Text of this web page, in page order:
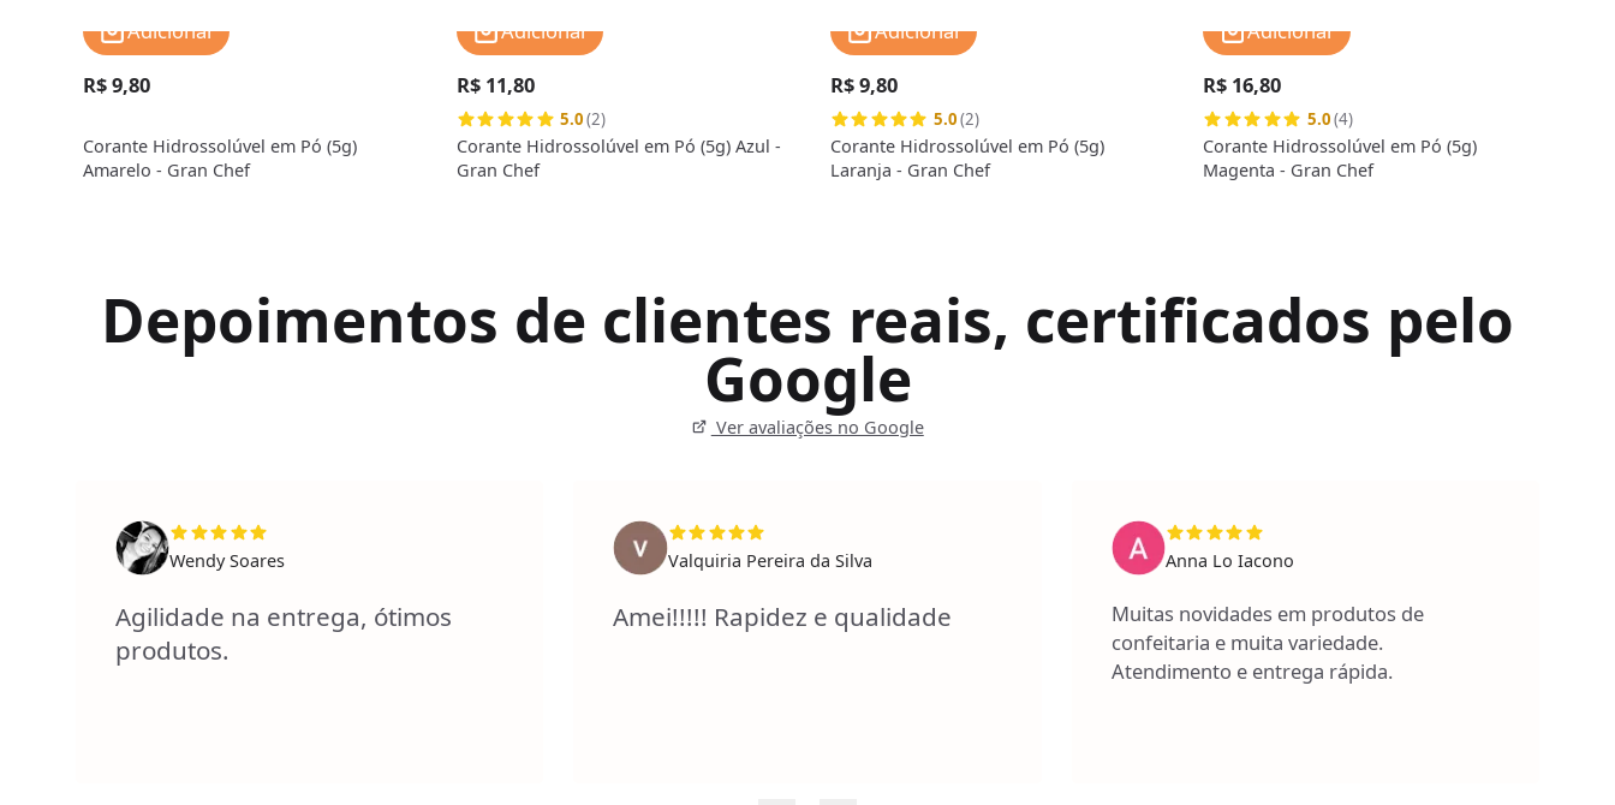
R$ 9,80
Corante Hidrossolúvel em Pó (5g)
Amarelo - Gran Chef
Adicionar
R$ 11,80
5.0(2)
Corante Hidrossolúvel em Pó (5g) Azul -
Gran Chef
Adicionar
R$ 9,80
5.0(2)
Corante Hidrossolúvel em Pó (5g)
Laranja - Gran Chef
Adicionar
R$ 16,80
5.0(4)
Corante Hidrossolúvel em Pó (5g)
Magenta - Gran Chef
Adicionar
Depoimentos de clientes reais, certificados pelo
Google
Ver avaliações no Google
Wendy Soares
Agilidade na entrega, ótimos
produtos.
Valquiria Pereira da Silva
Amei!!!!! Rapidez e qualidade
Anna Lo Iacono
Muitas novidades em produtos de
confeitaria e muita variedade.
Atendimento e entrega rápida.